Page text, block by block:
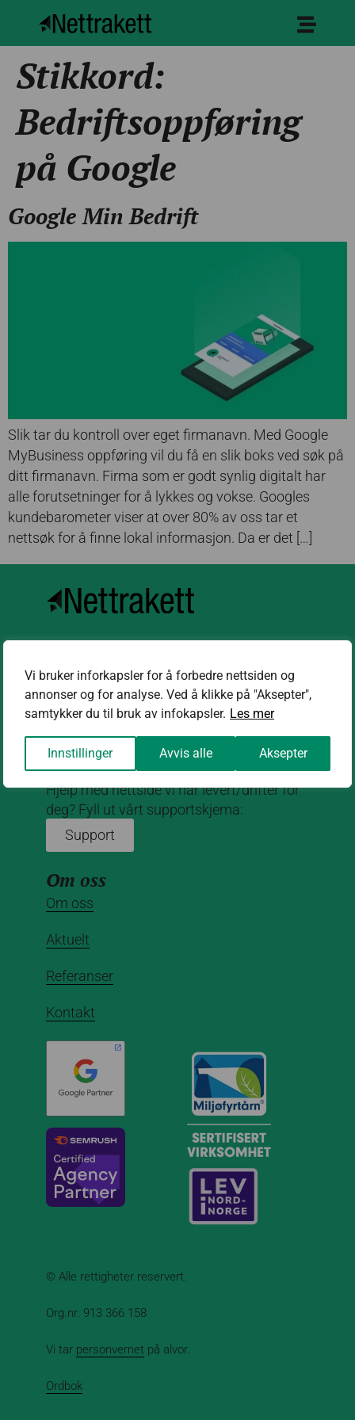
Vi bruker inforkapsler for å forbedre nettsiden og
annonser og for analyse. Ved å klikke på "Aksepter",
samtykker du til bruk av infokapsler. Les mer
Innstillinger Avvis alle Aksepter
Stikkord:
Bedriftsoppføring
på Google
Google Min Bedrift
Slik tar du kontroll over eget firmanavn. Med Google
MyBusiness oppføring vil du få en slik boks ved søk på
ditt firmanavn. Firma som er godt synlig digitalt har
alle forutsetninger for å lykkes og vokse. Googles
kundebarometer viser at over 80% av oss tar et
nettsøk for å finne lokal informasjon. Da er det […]
Kontakt oss
kontakt@nettrakett.no
Hjelp med nettside vi har levert/drifter for
deg? Fyll ut vårt supportskjema:
Support
Om oss
Om oss
Aktuelt
Referanser
Kontakt
© Alle rettigheter reservert.
Org.nr. 913 366 158
Vi tar personvernet på alvor.
Ordbok